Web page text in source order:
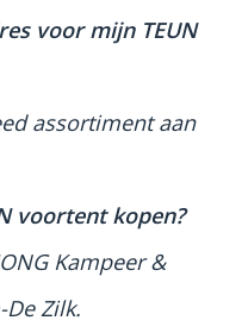
voor mijn TEUN
assortiment aan
voortent kopen?
Kampeer &
Zilk.